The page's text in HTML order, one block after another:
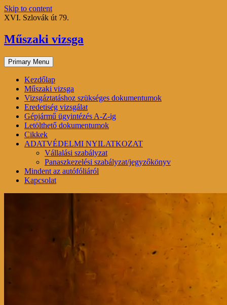
Skip to content
XVI. Szlovák út 79.
Műszaki vizsga
Primary Menu
Kezdőlap
Műszaki vizsga
Vizsgáztatáshoz szükséges dokumentumok
Eredetiség vizsgálat
Gépjármű ügyintézés A-Z-ig
Letölthető dokumentumok
Cikkek
ADATVÉDELMI NYILATKOZAT
Vállalási szabályzat
Panaszkezelési szabályzat/jegyzőkönyv
Mindent az autófóliáról
Kapcsolat